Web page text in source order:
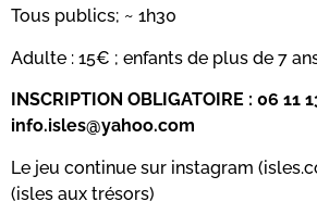
Tous publics; ~ 1h30
Adulte : 15€ ; enfants de plus de 7
INSCRIPTION OBLIGATOIRE : 06 11
info.isles@yahoo.com
Le jeu continue sur instagram
(isles aux trésors)